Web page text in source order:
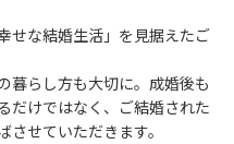
せな結婚生活」を見据えたご
暮らし方も大切に。成婚後も
だけではなく、ご結婚された
せていただきます。